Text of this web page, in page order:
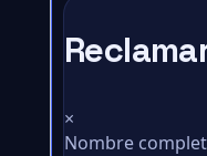
×
Nombre